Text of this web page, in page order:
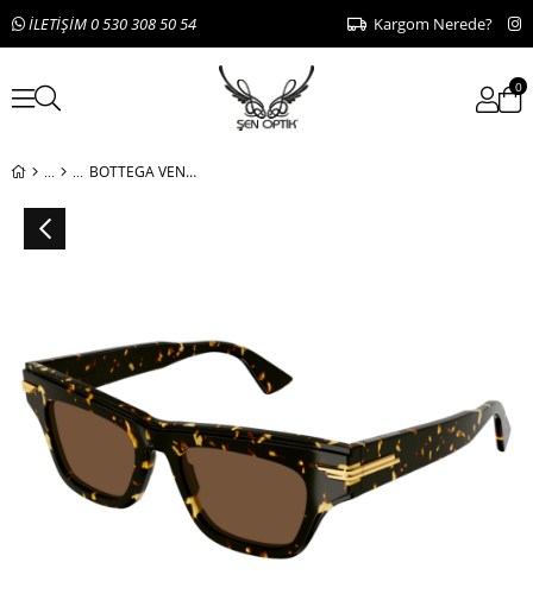
İLETİŞİM 0 530 308 50 54 Kargom Nerede?
0
BOTTEGA VENETA BV1122S 002 51